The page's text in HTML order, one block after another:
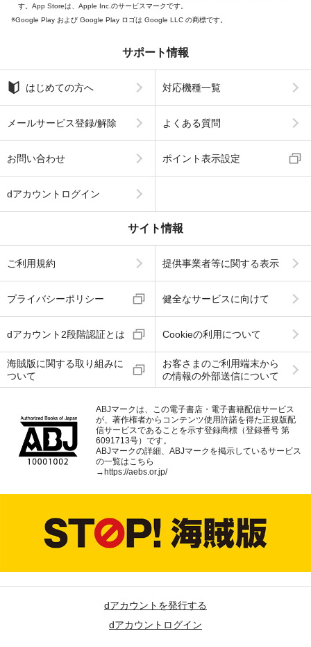
す。App Storeは、Apple Inc.のサービスマークです。
Google Play および Google Play ロゴは Google LLC の商標です。
サポート情報
はじめての方へ 対応機種一覧
メールサービス登録/解除 よくある質問
お問い合わせ ポイント表示設定
dアカウントログイン
サイト情報
ご利用規約 提供事業者等に関する表示
プライバシーポリシー 健全なサービスに向けて
dアカウント2段階認証とは Cookieの利用について
海賊版に関する取り組みに
ついて
お客さまのご利用端末から
の情報の外部送信について
ABJマークは、この電子書店・電子書籍配信サービス
が、著作権者からコンテンツ使用許諾を得た正規版配
信サービスであることを示す登録商標（登録番号 第
6091713号）です。
ABJマークの詳細、ABJマークを掲示しているサービス
の一覧はこちら
→https://aebs.or.jp/
dアカウントを発行する
dアカウントログイン